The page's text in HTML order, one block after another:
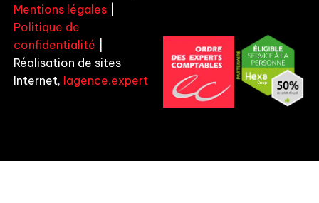
Mentions légales
Politique de
confidentialité
Réalisation de sites
Internet, lagence.expert